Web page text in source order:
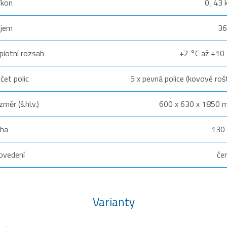
0, 43
rozsah +2 °C až +10
polic 5 x pevná police (kovové
(š.hl.v.) 600 x 630 x 1850
130
Varianty